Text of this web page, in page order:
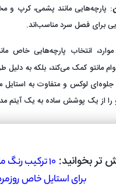
: پارچه‌هایی مانند پشمی، کرپ و
برای فصل سرد مناسب‌اند.
انتخاب پارچه‌هایی خاص
مانتو کمک می‌کند، بلکه به
جلوه‌ای لوکس و متفاوت به
را از یک پوشش ساده به یک آیتم مد
تر بخوانید:
۱۰ ترکیب رنگ
برای استایل خاص